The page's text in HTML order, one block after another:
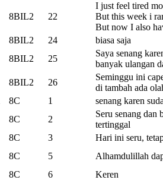
8BIL2 22
I just feel tired
But this week i
But now I also
8BIL2 24
biasa saja
8BIL2 25
Saya senang
banyak ulangan
8BIL2 26
Seminggu ini
di tambah ada
8C 1
senang karen
8C 2
Seru senang dan
tertinggal
8C 3
Hari ini seru,
8C 5
Alhamdulillah
8C 6
Keren